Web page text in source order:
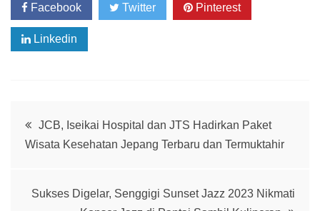
Facebook Twitter Pinterest
Linkedin
Post
JCB, Iseikai Hospital dan JTS Hadirkan Paket
Wisata Kesehatan Jepang Terbaru dan Termuktahir
Sukses Digelar, Senggigi Sunset Jazz 2023 Nikmati